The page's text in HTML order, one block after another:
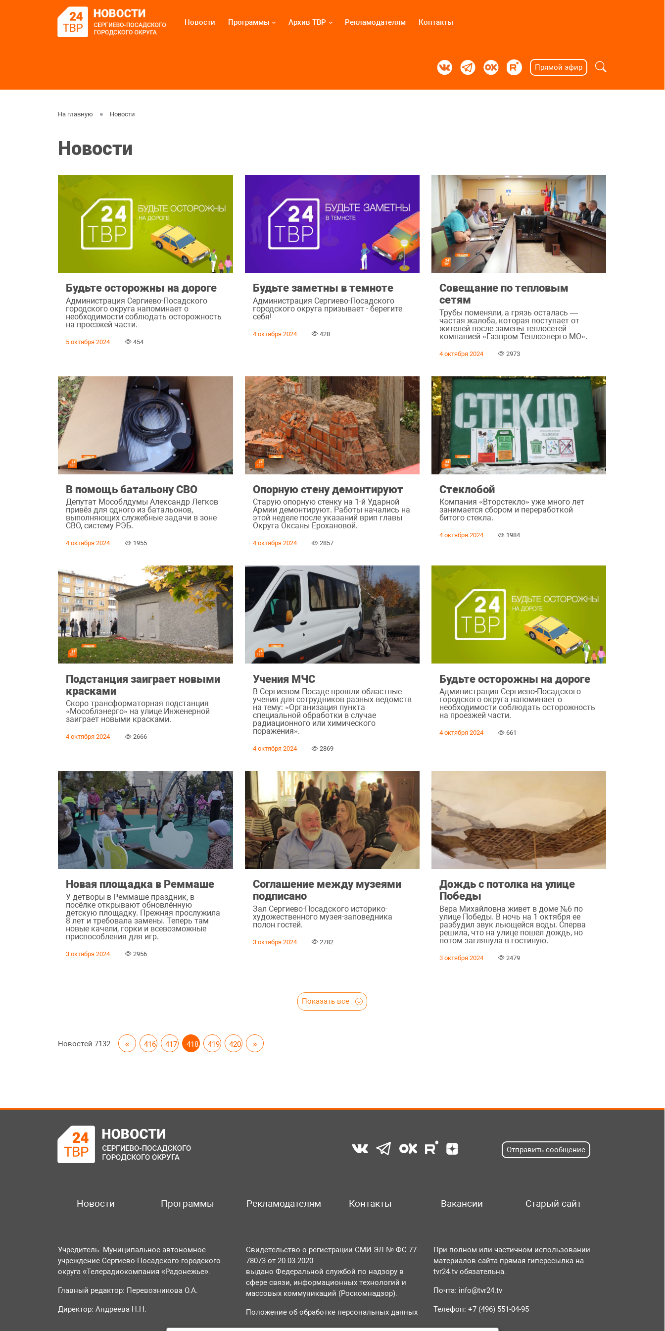
Новости Программы Архив ТВР Рекламодателям Контакты
Прямой эфир
На главную Новости
Новости
Будьте осторожны на дороге
Администрация Сергиево-Посадского
городского округа напоминает о
необходимости соблюдать осторожность
на проезжей части.
5 октября 2024 454
Будьте заметны в темноте
Администрация Сергиево-Посадского
городского округа призывает - берегите
себя!
4 октября 2024 428
Совещание по тепловым
сетям
Трубы поменяли, а грязь осталась —
частая жалоба, которая поступает от
жителей после замены теплосетей
компанией «Газпром Теплоэнерго МО».
4 октября 2024 2973
В помощь батальону СВО
Депутат Мособлдумы Александр Легков
привёз для одного из батальонов,
выполняющих служебные задачи в зоне
СВО, систему РЭБ.
4 октября 2024 1955
Опорную стену демонтируют
Старую опорную стенку на 1-й Ударной
Армии демонтируют. Работы начались на
этой неделе после указаний врип главы
Округа Оксаны Ерохановой.
4 октября 2024 2857
Стеклобой
Компания «Вторстекло» уже много лет
занимается сбором и переработкой
битого стекла.
4 октября 2024 1984
Подстанция заиграет новыми
красками
Скоро трансформаторная подстанция
«Мособлэнерго» на улице Инженерной
заиграет новыми красками.
4 октября 2024 2666
Учения МЧС
В Сергиевом Посаде прошли областные
учения для сотрудников разных ведомств
на тему: «Организация пункта
специальной обработки в случае
радиационного или химического
поражения».
4 октября 2024 2869
Будьте осторожны на дороге
Администрация Сергиево-Посадского
городского округа напоминает о
необходимости соблюдать осторожность
на проезжей части.
4 октября 2024 661
Новая площадка в Реммаше
У детворы в Реммаше праздник, в
посёлке открывают обновлённую
детскую площадку. Прежняя прослужила
8 лет и требовала замены. Теперь там
новые качели, горки и всевозможные
приспособления для игр.
3 октября 2024 2956
Соглашение между музеями
подписано
Зал Сергиево-Посадского историко-
художественного музея-заповедника
полон гостей.
3 октября 2024 2782
Дождь с потолка на улице
Победы
Вера Михайловна живет в доме №6 по
улице Победы. В ночь на 1 октября ее
разбудил звук льющейся воды. Сперва
решила, что на улице пошел дождь, но
потом заглянула в гостиную.
3 октября 2024 2479
Показать все
Новостей7132 « 416 417 418 419 420 »
Отправить сообщение
Новости Программы Рекламодателям Контакты Вакансии Старый сайт
Учредитель: Муниципальное автономное
учреждение Сергиево-Посадского городского
округа «Телерадиокомпания «Радонежье».
Главный редактор: Перевозникова О.А.
Директор: Андреева Н.Н.
Свидетельство о регистрации СМИ ЭЛ № ФС 77-
78073 от 20.03.2020
выдано Федеральной службой по надзору в
сфере связи, информационных технологий и
массовых коммуникаций (Роскомнадзор).
Положение об обработке персональных данных
При полном или частичном использовании
материалов сайта прямая гиперссылка на
tvr24.tv обязательна.
Почта: info@tvr24.tv
Телефон: +7 (496) 551-04-95